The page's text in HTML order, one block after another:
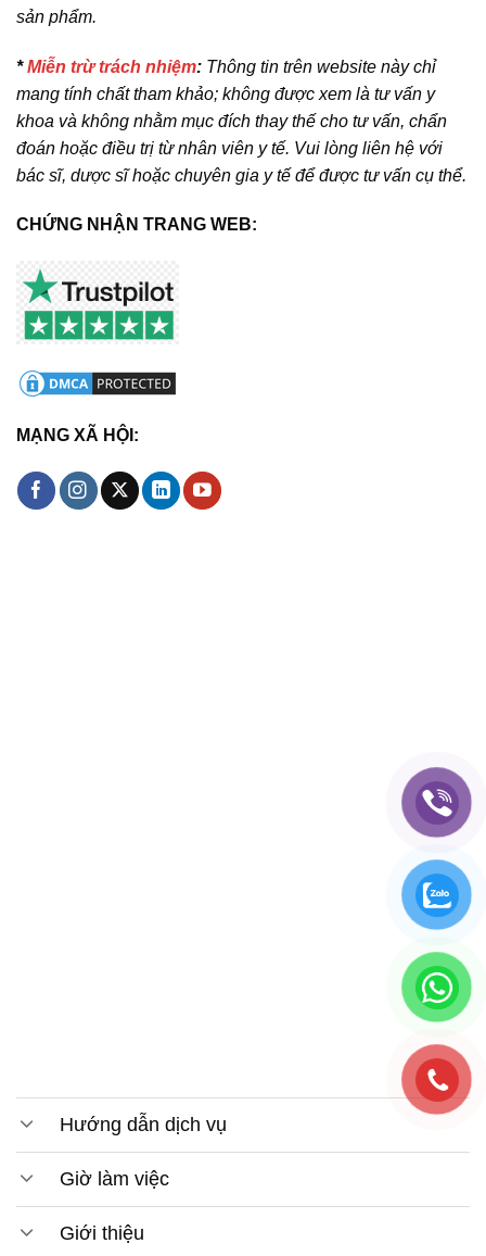
sản phẩm.
*Miễn trừ trách nhiệm: Thông tin trên website này chỉ
mang tính chất tham khảo; không được xem là tư vấn y
khoa và không nhằm mục đích thay thế cho tư vấn, chẩn
đoán hoặc điều trị từ nhân viên y tế. Vui lòng liên hệ với
bác sĩ, dược sĩ hoặc chuyên gia y tế để được tư vấn cụ thể.
CHỨNG NHẬN TRANG WEB:
MẠNG XÃ HỘI:
Hướng dẫn dịch vụ
Giờ làm việc
Giới thiệu